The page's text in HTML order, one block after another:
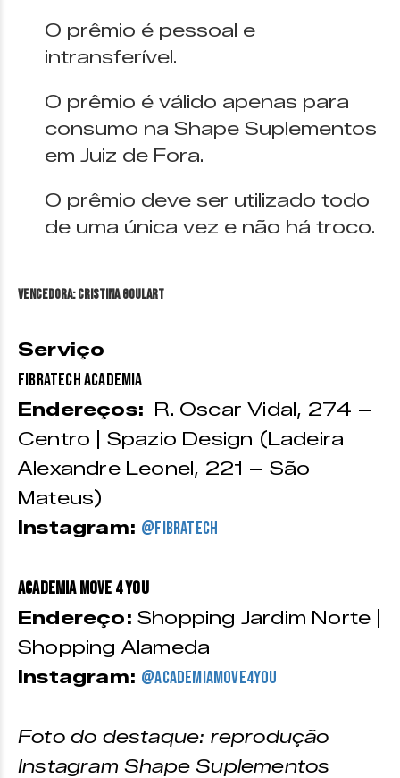
O prêmio é pessoal e
intransferível.
O prêmio é válido apenas para
consumo na Shape Suplementos
em Juiz de Fora.
O prêmio deve ser utilizado todo
de uma única vez e não há troco.
VENCEDORA: Cristina Goulart
Serviço
Fibratech Academia
Endereços: R. Oscar Vidal, 274 –
Centro | Spazio Design (Ladeira
Alexandre Leonel, 221 – São
Mateus)
Instagram: @fibratech
Academia Move 4 You
Endereço: Shopping Jardim Norte |
Shopping Alameda
Instagram: @academiamove4you
Foto do destaque: reprodução
Instagram Shape Suplementos